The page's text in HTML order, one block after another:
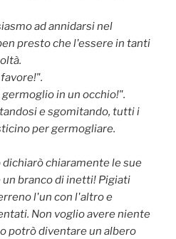
ad annidarsi nel
presto che l'essere in tanti
in un occhio!".
e sgomitando, tutti i
per germogliare.
chiaramente le sue
branco di inetti! Pigiati
l'un con l'altro e
Non voglio avere niente
potrò diventare un albero